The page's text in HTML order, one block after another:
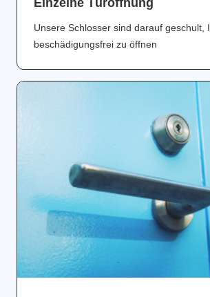
Unsere Schlosser sind darauf geschult,
beschädigungsfrei zu öffnen